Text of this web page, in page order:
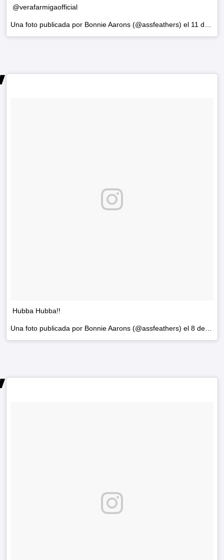
@verafarmigaofficial
Una foto publicada por Bonnie Aarons (@assfeathers) el 11 de Jun de 2016 a la(s) 10:21 PDT
Hubba Hubba!!
Una foto publicada por Bonnie Aarons (@assfeathers) el 8 de Jun de 2016 a la(s) 7:26 PDT